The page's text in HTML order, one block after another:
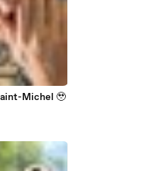
Michel 🥹